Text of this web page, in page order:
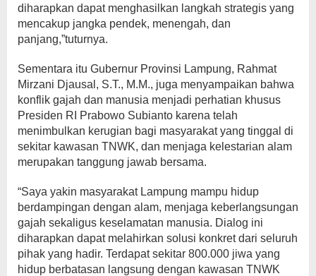
diharapkan dapat menghasilkan langkah strategis yang
mencakup jangka pendek, menengah, dan
panjang,”tuturnya.
Sementara itu Gubernur Provinsi Lampung, Rahmat
Mirzani Djausal, S.T., M.M., juga menyampaikan bahwa
konflik gajah dan manusia menjadi perhatian khusus
Presiden RI Prabowo Subianto karena telah
menimbulkan kerugian bagi masyarakat yang tinggal di
sekitar kawasan TNWK, dan menjaga kelestarian alam
merupakan tanggung jawab bersama.
“Saya yakin masyarakat Lampung mampu hidup
berdampingan dengan alam, menjaga keberlangsungan
gajah sekaligus keselamatan manusia. Dialog ini
diharapkan dapat melahirkan solusi konkret dari seluruh
pihak yang hadir. Terdapat sekitar 800.000 jiwa yang
hidup berbatasan langsung dengan kawasan TNWK